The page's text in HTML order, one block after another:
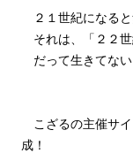
２１世紀になると
それは、「２２世
だって生きてな
こざるの主催サイ
成！